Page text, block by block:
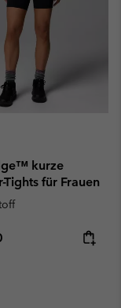
kurze
Tights für Frauen